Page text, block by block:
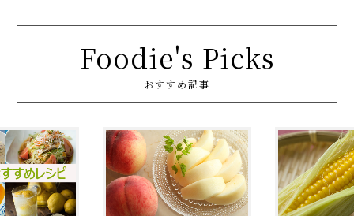
Foodie's Picks
おすすめ記事